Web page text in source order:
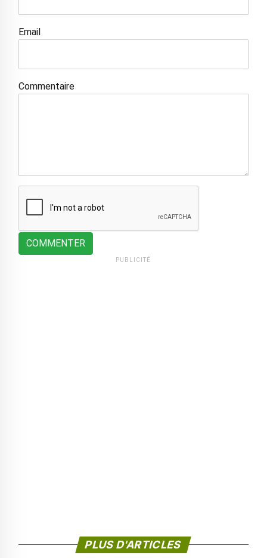
Email
Commentaire
COMMENTER
PUBLICITÉ
PLUS D'ARTICLES